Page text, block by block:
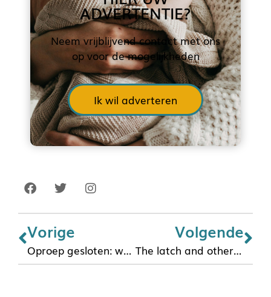
ADVERTENTIE?
Neem vrijblijvend contact met ons
op voor de mogelijkheden
Ik wil adverteren
Vorige
Oproep gesloten: wat voel je tijdens het voeden?
Volgende
The latch and other keys to breastfeeding success